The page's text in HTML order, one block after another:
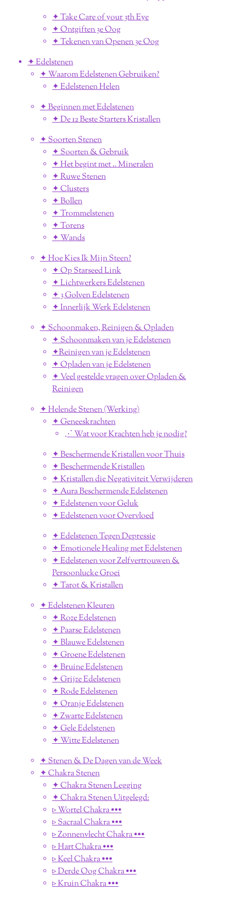
✦ Take Care of your 3th Eye
✦ Ontgiften 3e Oog
✦ Tekenen van Openen 3e Oog
✦ Edelstenen
✦ Waarom Edelstenen Gebruiken?
✦ Edelstenen Helen
✦ Beginnen met Edelstenen
✦ De 12 Beste Starters Kristallen
✦ Soorten Stenen
✦ Soorten & Gebruik
✦ Het begint met .. Mineralen
✦ Ruwe Stenen
✦ Clusters
✦ Bollen
✦ Trommelstenen
✦ Torens
✦ Wands
✦ Hoe Kies Ik Mijn Steen?
✦ Op Starseed Link
✦ Lichtwerkers Edelstenen
✦ 3 Golven Edelstenen
✦ Innerlijk Werk Edelstenen
✦ Schoonmaken, Reinigen & Opladen
✦ Schoonmaken van je Edelstenen
✦Reinigen van je Edelstenen
✦ Opladen van je Edelstenen
✦ Veel gestelde vragen over Opladen &
Reinigen
✦ Helende Stenen (Werking)
✦ Geneeskrachten
⋰ Wat voor Krachten heb je nodig?
✦ Beschermende Kristallen voor Thuis
✦ Beschermende Kristallen
✦ Kristallen die Negativiteit Verwijderen
✦ Aura Beschermende Edelstenen
✦ Edelstenen voor Geluk
✦ Edelstenen voor Overvloed
✦ Edelstenen Tegen Depressie
✦ Emotionele Healing met Edelstenen
✦ Edelstenen voor Zelfvertrouwen &
Persoonlucke Groei
✦ Tarot & Kristallen
✦ Edelstenen Kleuren
✦ Roze Edelstenen
✦ Paarse Edelstenen
✦ Blauwe Edelstenen
✦ Groene Edelstenen
✦ Bruine Edelstenen
✦ Grijze Edelstenen
✦ Rode Edelstenen
✦ Oranje Edelstenen
✦ Zwarte Edelstenen
✦ Gele Edelstenen
✦ Witte Edelstenen
✦ Stenen & De Dagen van de Week
✦ Chakra Stenen
✦ Chakra Stenen Legging
✦ Chakra Stenen Uitgelegd:
▹ Wortel Chakra •••
▹ Sacraal Chakra •••
▹ Zonnenvlecht Chakra •••
▹ Hart Chakra •••
▹ Keel Chakra •••
▹ Derde Oog Chakra •••
▹ Kruin Chakra •••